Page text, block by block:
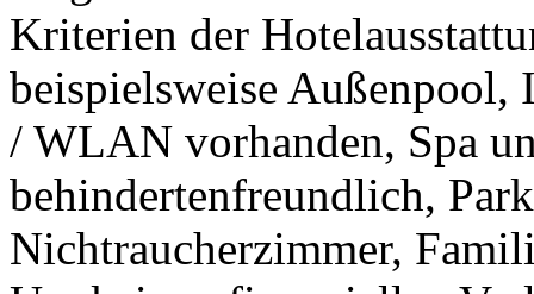
Kriterien der
beispielsweise Außenpool,
/ WLAN vorhanden, Spa
behindertenfreundlich,
Nichtraucherzimmer,